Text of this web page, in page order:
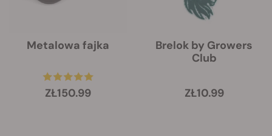
Metalowa fajka
ZŁ150.99
Brelok by Growers
Club
ZŁ10.99